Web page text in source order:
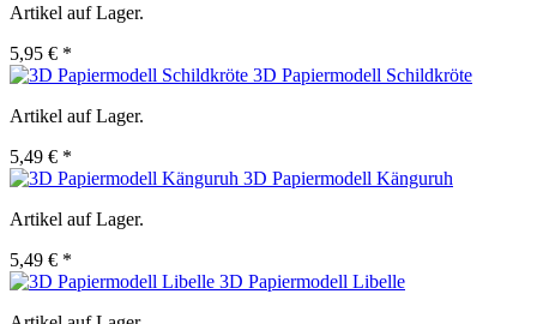
Artikel auf Lager.
5,95 € *
3D Papiermodell Schildkröte
Artikel auf Lager.
5,49 € *
3D Papiermodell Känguruh
Artikel auf Lager.
5,49 € *
3D Papiermodell Libelle